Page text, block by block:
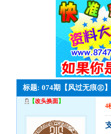
标题: 074期【风过无痕㊣
【改头换面】
4